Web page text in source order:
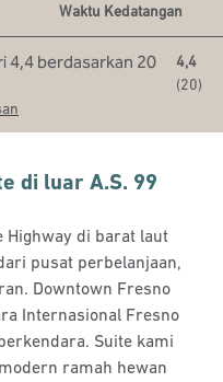
Waktu Kedatangan
4,4
(20)
di luar A.S. 99
Highway di barat laut
pusat perbelanjaan,
Downtown Fresno
Internasional Fresno
Suite kami
ramah hewan